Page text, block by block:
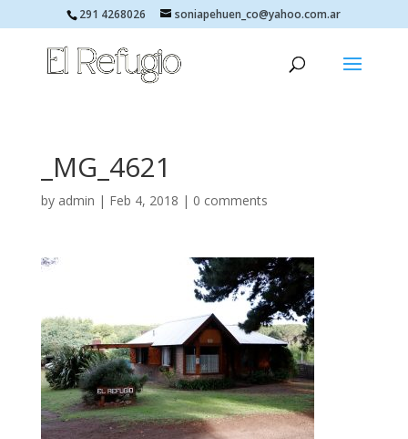
291 4268026 soniapehuen_co@yahoo.com.ar
_MG_4621
by admin | Feb 4, 2018 | 0 comments